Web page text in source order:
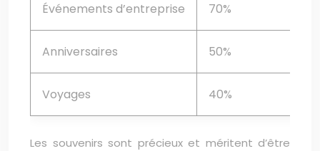
Événements d’entreprise 70%
Anniversaires 50%
Voyages 40%
Les souvenirs sont précieux et méritent d’être